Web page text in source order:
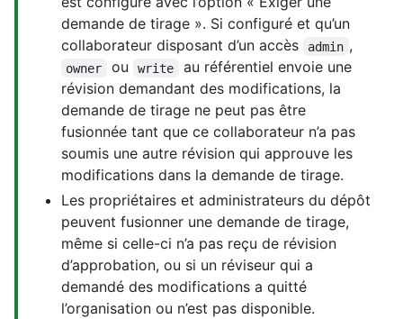
demande de tirage ». Si configuré et qu’un
collaborateur disposant d’un accès
admin ,
owner ou write
au référentiel envoie une
révision demandant des modifications, la
demande de tirage ne peut pas être
fusionnée tant que ce collaborateur n’a pas
soumis une autre révision qui approuve les
modifications dans la demande de tirage.
Les propriétaires et administrateurs du dépôt
peuvent fusionner une demande de tirage,
même si celle-ci n’a pas reçu de révision
d’approbation, ou si un réviseur qui a
demandé des modifications a quitté
l’organisation ou n’est pas disponible.